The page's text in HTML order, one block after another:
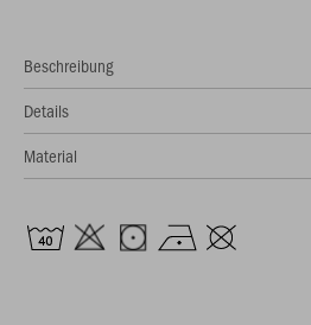
Beschreibung
Details
Material